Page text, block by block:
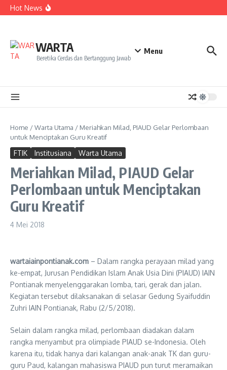
Lewati ke konten
Hot News
ke NCC 4 Bali
Sukseskan Kerja Bakti di Anjungan Melancar
WARTA
Beretika Cerdas dan Bertanggung Jawab
Menu
Home /Warta Utama / Meriahkan Milad, PIAUD Gelar Perlombaan
untuk Menciptakan Guru Kreatif
FTIK Institusiana Warta Utama
Meriahkan Milad, PIAUD Gelar
Perlombaan untuk Menciptakan
Guru Kreatif
4 Mei 2018
wartaiainpontianak.com – Dalam rangka perayaan milad yang
ke-empat, Jurusan Pendidikan Islam Anak Usia Dini (PIAUD) IAIN
Pontianak menyelenggarakan lomba, tari, gerak dan jalan.
Kegiatan tersebut dilaksanakan di selasar Gedung Syaifuddin
Zuhri IAIN Pontianak, Rabu (2/5/2018).
Selain dalam rangka milad, perlombaan diadakan dalam
rangka menyambut pra olimpiade PIAUD se-Indonesia. Oleh
karena itu, tidak hanya dari kalangan anak-anak TK dan guru-
guru Paud, kalangan mahasiswa PIAUD pun turut meramaikan